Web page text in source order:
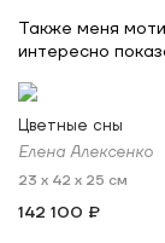
Также меня
интересно
Цветные сны
Елена Алексенко
23 x 42 x 25 см
142 100 ₽